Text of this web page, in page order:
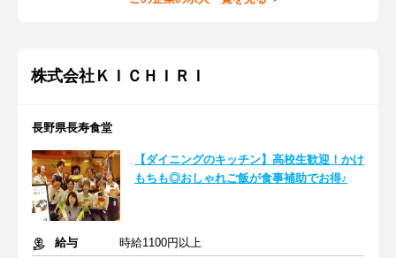
株式会社ＫＩＣＨＩＲＩ
長野県長寿食堂
【ダイニングのキッチン】高校生歓迎！かけ
もちも◎おしゃれご飯が食事補助でお得♪
給与
時給1100円以上